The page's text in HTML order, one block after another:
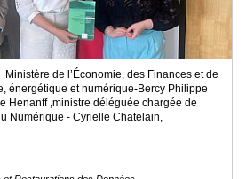
de l’Économie, des Finances et de
énergétique et numérique-Bercy Philippe
Henanff ,ministre déléguée chargée de
Numérique - Cyrielle Chatelain,